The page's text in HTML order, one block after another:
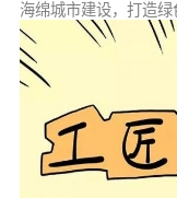
海绵城市建设，打造绿